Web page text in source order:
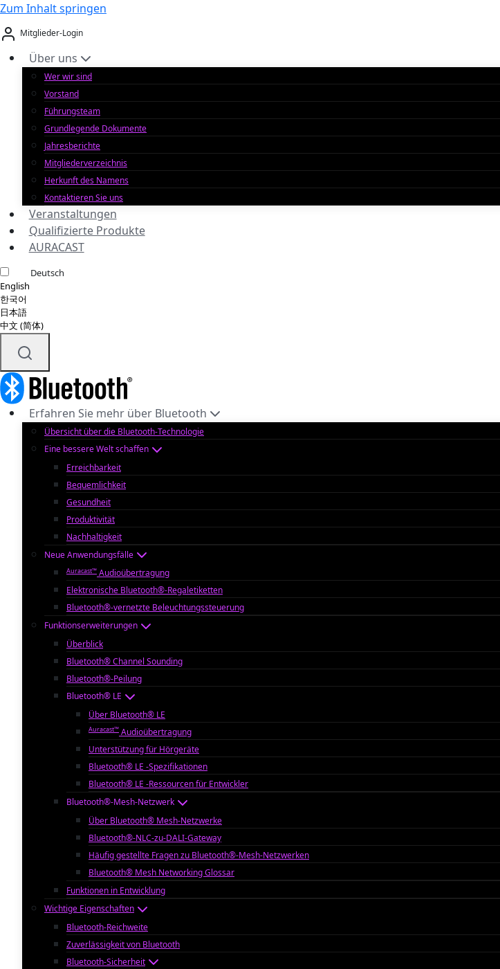
Zum Inhalt springen
Mitglieder-Login
Über uns
Wer wir sind
Vorstand
Führungsteam
Grundlegende Dokumente
Jahresberichte
Mitgliederverzeichnis
Herkunft des Namens
Kontaktieren Sie uns
Veranstaltungen
Qualifizierte Produkte
AURACAST
Deutsch
English
한국어
日本語
中文 (简体)
Erfahren Sie mehr über Bluetooth
Übersicht über die Bluetooth-Technologie
Eine bessere Welt schaffen
Erreichbarkeit
Bequemlichkeit
Gesundheit
Produktivität
Nachhaltigkeit
Neue Anwendungsfälle
Auracast™ Audioübertragung
Elektronische Bluetooth®-Regaletiketten
Bluetooth®-vernetzte Beleuchtungssteuerung
Funktionserweiterungen
Überblick
Bluetooth® Channel Sounding
Bluetooth®-Peilung
Bluetooth® LE
Über Bluetooth® LE
Auracast™ Audioübertragung
Unterstützung für Hörgeräte
Bluetooth® LE -Spezifikationen
Bluetooth® LE -Ressourcen für Entwickler
Bluetooth®-Mesh-Netzwerk
Über Bluetooth® Mesh-Netzwerke
Bluetooth®-NLC-zu-DALI-Gateway
Häufig gestellte Fragen zu Bluetooth®-Mesh-Netzwerken
Bluetooth® Mesh Networking Glossar
Funktionen in Entwicklung
Wichtige Eigenschaften
Bluetooth-Reichweite
Zuverlässigkeit von Bluetooth
Bluetooth-Sicherheit